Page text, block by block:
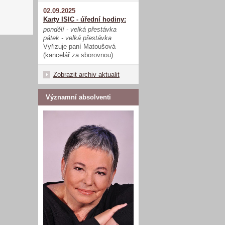
02.09.2025
Karty ISIC - úřední hodiny:
pondělí - velká přestávka
pátek - velká přestávka
Vyřizuje paní Matoušová
(kancelář za sborovnou).
Zobrazit archiv aktualit
Významní absolventi